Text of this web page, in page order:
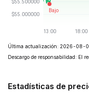
Última actualización: 2026-08-
Descargo de responsabilidad: El
Estadísticas de